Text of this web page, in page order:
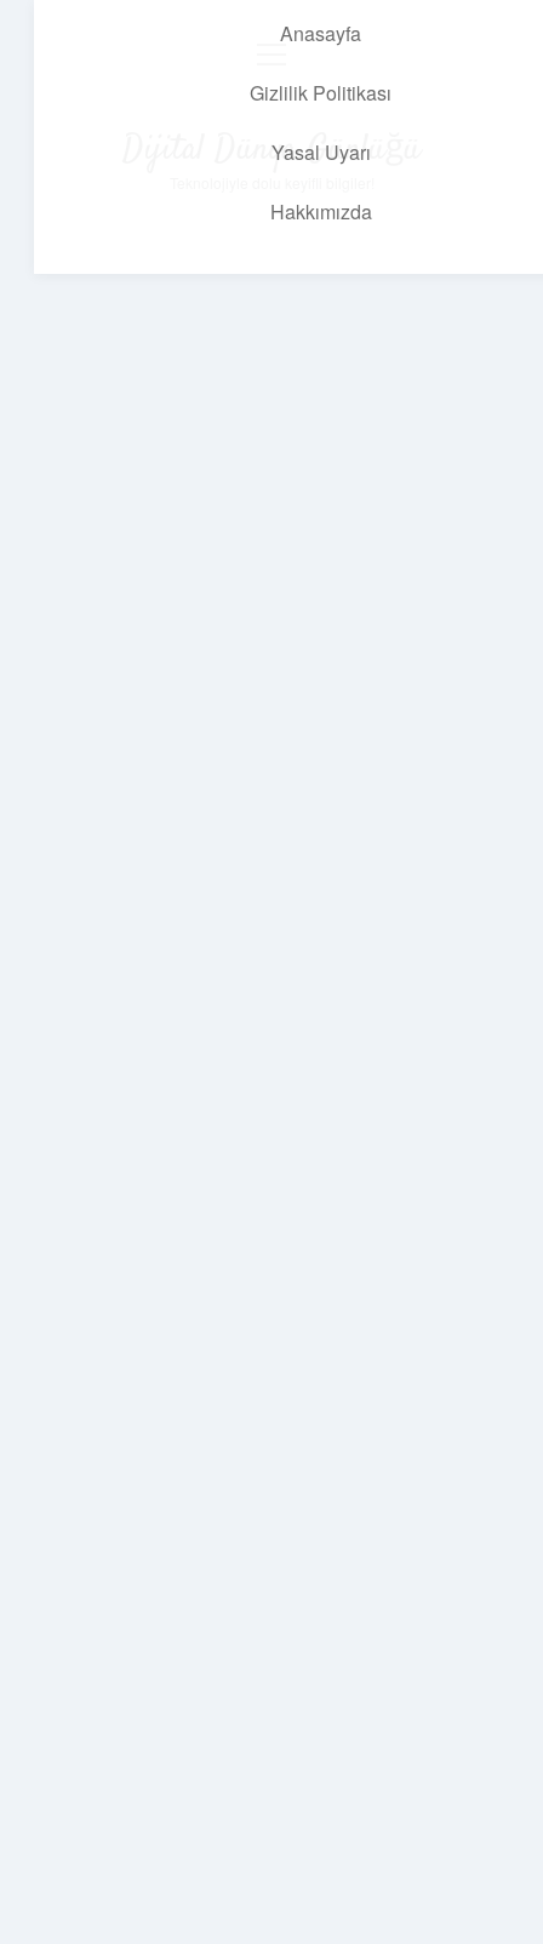
Anasayfa
Gizlilik Politikası
Yasal Uyarı
Hakkımızda
Dijital Dünya Günlüğü